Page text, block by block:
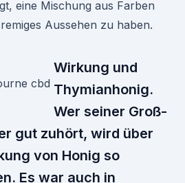
eine Mischung aus Farben
Aussehen zu haben.
Wirkung und
Thymianhonig.
Wer seiner Groß-
gut zuhört, wird über
von Honig so
Es war auch in